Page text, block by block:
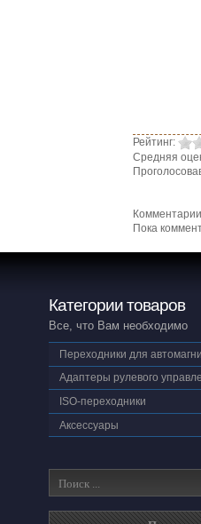
Рейтинг:
Средняя
Пока
Категории товаров
Все, что Вам необходимо
Переходники для
Адаптеры рулевого
ISO-переходники
Аксессуары